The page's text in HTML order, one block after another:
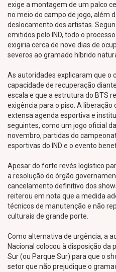
exige a montagem de um palco
no meio do campo de jogo, além
deslocamento dos artistas.
emitidos pelo IND, todo o
exigiria cerca de nove dias de
severos ao gramado híbrido
As autoridades explicaram que o
capacidade de recuperação
escala e que a estrutura do BTS
exigência para o piso. A
extensa agenda esportiva e
seguintes, como um jogo oficial
novembro, partidas do
esportivas do IND e o evento
Apesar do forte revés logístico
a resolução do órgão
cancelamento definitivo dos
reiterou em nota que a medida
técnicos de manutenção e não
culturais de grande porte.
Como alternativa de urgência, a
Nacional colocou à disposição da
Sur (ou Parque Sur) para que o
setor que não prejudique o